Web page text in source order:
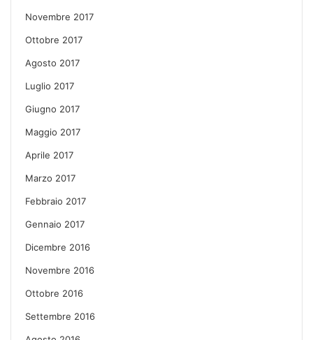
Novembre 2017
Ottobre 2017
Agosto 2017
Luglio 2017
Giugno 2017
Maggio 2017
Aprile 2017
Marzo 2017
Febbraio 2017
Gennaio 2017
Dicembre 2016
Novembre 2016
Ottobre 2016
Settembre 2016